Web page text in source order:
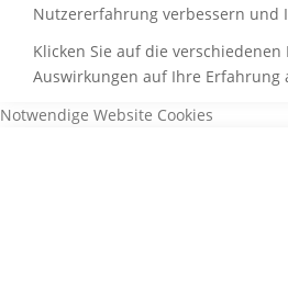
Nutzererfahrung verbessern und
Klicken Sie auf die
Auswirkungen auf Ihre
Notwendige Website Cookies